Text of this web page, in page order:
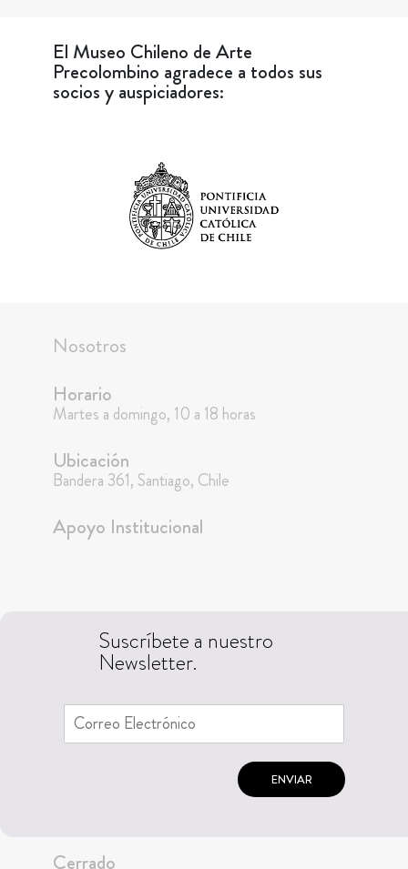
El Museo Chileno de Arte
Precolombino agradece a todos sus
socios y auspiciadores:
Nosotros
Horario
Martes a domingo, 10 a 18 horas
Ubicación
Bandera 361, Santiago, Chile
Apoyo Institucional
Suscríbete a nuestro
Newsletter.
ENVIAR
Cerrado